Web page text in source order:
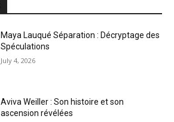
Maya Lauqué Séparation : Décryptage des
Spéculations
July 4, 2026
Aviva Weiller : Son histoire et son
ascension révélées